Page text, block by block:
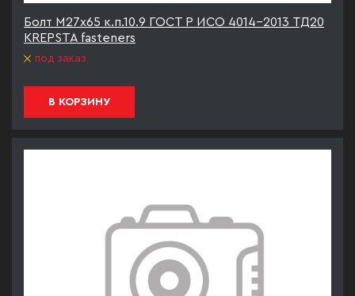
Болт М27х65 к.п.10.9 ГОСТ Р ИСО 4014-2013 ТД20
KREPSTA fasteners
под заказ
В КОРЗИНУ